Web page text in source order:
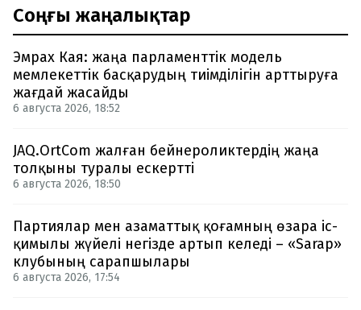
Соңғы жаңалықтар
Эмрах Кая: жаңа парламенттік модель
мемлекеттік басқарудың тиімділігін арттыруға
жағдай жасайды
6 августа 2026, 18:52
JAQ.OrtCom жалған бейнероликтердің жаңа
толқыны туралы ескертті
6 августа 2026, 18:50
Партиялар мен азаматтық қоғамның өзара іс-
қимылы жүйелі негізде артып келеді – «Sarap»
клубының сарапшылары
6 августа 2026, 17:54